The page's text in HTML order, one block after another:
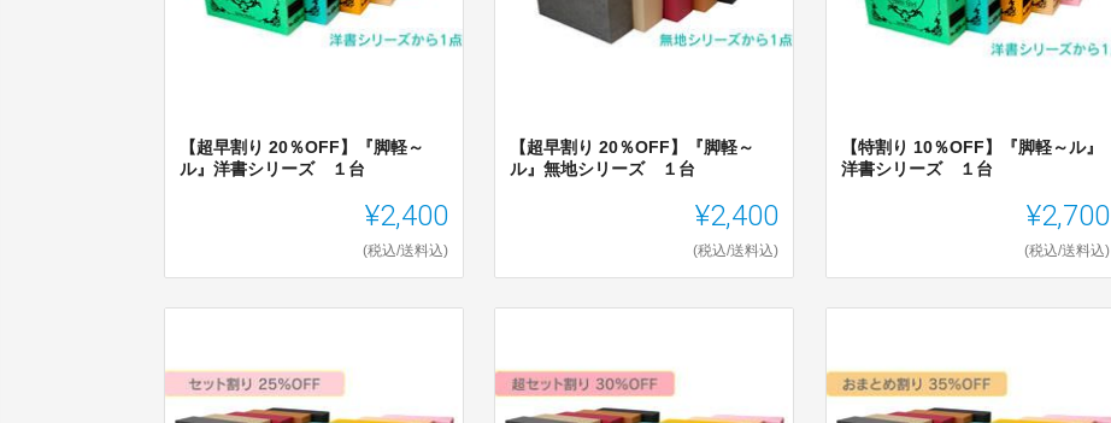
【超早割り 20％OFF】『脚軽～
ル』洋書シリーズ １台
¥2,400
(税込/送料込)
【超早割り 20％OFF】『脚軽～
ル』無地シリーズ １台
¥2,400
(税込/送料込)
【特割り 10％OFF】『脚軽～ル』
洋書シリーズ １台
¥2,700
(税込/送料込)